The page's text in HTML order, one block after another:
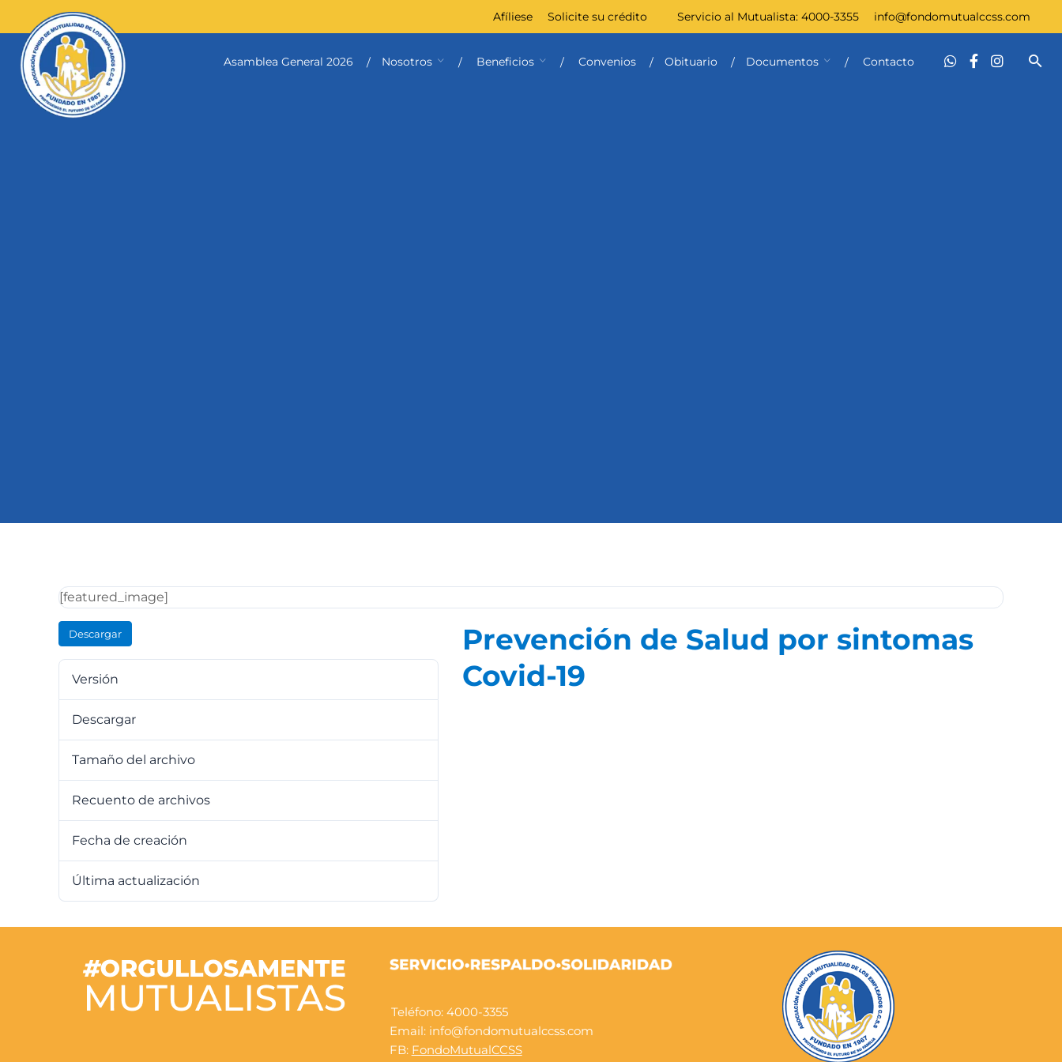
to
content
Afíliese Solicite su crédito Servicio al Mutualista: 4000-3355 info@fondomutualccss.com
Asamblea General 2026 Nosotros Beneficios Convenios Obituario Documentos Contacto
[featured_image]
Descargar
Versión
Descargar
Tamaño del archivo
Recuento de archivos
Fecha de creación
Última actualización
Prevención de Salud por sintomas
Covid-19
Teléfono: 4000-3355
Email: info@fondomutualccss.com
FB: FondoMutualCCSS